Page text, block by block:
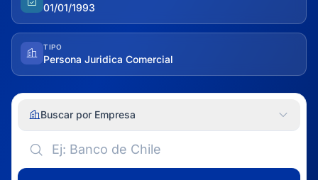
01/01/1993
TIPO
Persona Juridica Comercial
Buscar por Empresa